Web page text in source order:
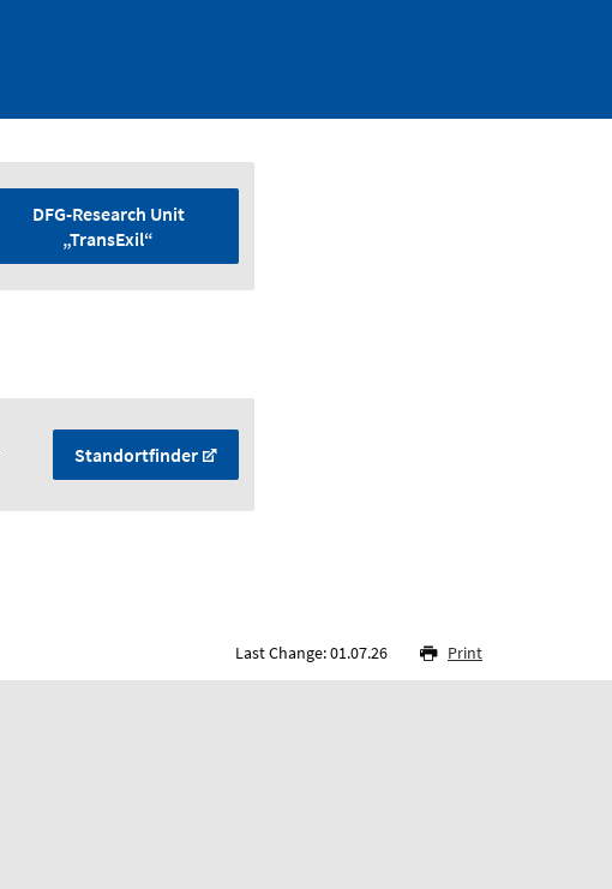
DFG-Research Unit
„TransExil“
Standortfinder
Last Change: 01.07.26 Print